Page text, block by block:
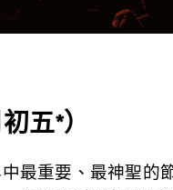
五*）
最重要、最神聖的